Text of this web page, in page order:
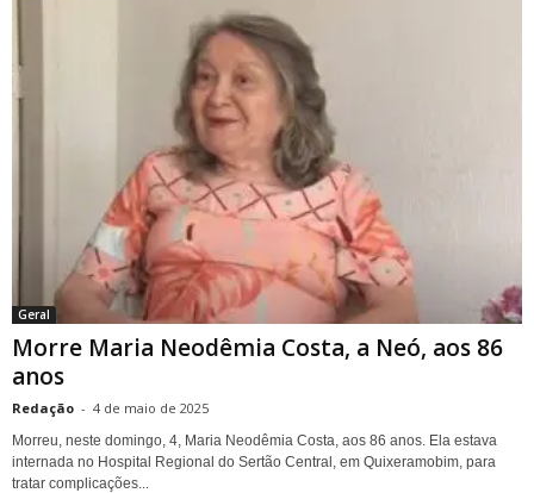
Geral
Morre Maria Neodêmia Costa, a Neó, aos 86
anos
Redação - 4 de maio de 2025
Morreu, neste domingo, 4, Maria Neodêmia Costa, aos 86 anos. Ela estava
internada no Hospital Regional do Sertão Central, em Quixeramobim, para
tratar complicações...